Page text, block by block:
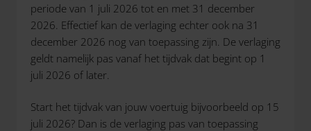
periode van 1 juli 2026 tot en met 31 december
2026. Effectief kan de verlaging echter ook na 31
december 2026 nog van toepassing zijn. De verlaging
geldt namelijk pas vanaf het tijdvak dat begint op 1
juli 2026 of later.
Start het tijdvak van jouw voertuig bijvoorbeeld op 15
juli 2026? Dan is de verlaging pas van toepassing